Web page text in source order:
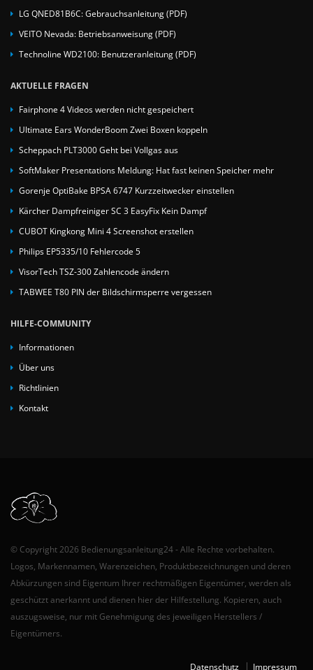
LG QNED81B6C: Gebrauchsanleitung (PDF)
VEITO Nevada: Betriebsanweisung (PDF)
Technoline WD2100: Benutzeranleitung (PDF)
AKTUELLE FRAGEN
Fairphone 4 Videos werden nicht gespeichert
Ultimate Ears WonderBoom Zwei Boxen koppeln
Scheppach PLT3000 Geht bei Vollgas aus
SoftMaker Presentations Meldung: Hat fast keinen Speicher mehr
Gorenje OptiBake BPSA 6747 Kurzzeitwecker einstellen
Kärcher Dampfreiniger SC 3 EasyFix Kein Dampf
CUBOT Kingkong Mini 4 Screenshot erstellen
Philips EP5335/10 Fehlercode 5
VisorTech TSZ-300 Zahlencode ändern
TABWEE T80 PIN der Bildschirmsperre vergessen
HILFE-COMMUNITY
Informationen
Über uns
Richtlinien
Kontakt
© Copyright 2026 Bedienungsanleitung24 - Alle Rechte vorbehalten.
Logos, Markennamen, Warenzeichen, Produktbezeichnungen und deren
Abkürzungen sind Eigentum Ihrer rechtmäßigen Eigentümer, werden als
geschützt anerkannt und dienen hier der Hilfestellung. Kopieren, auch
auszugsweise, nur mit Genehmigung des jeweiligen Herstellers /
Eigentümers.
Datenschutz Impressum